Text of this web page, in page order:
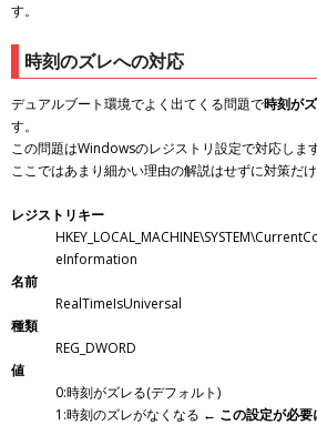
す。
時刻のズレへの対応
デュアルブート環境でよく出てくる問題で時刻が
す。
この問題はWindowsのレジストリ設定で対応します
ここではあまり細かい理由の解説はせずに対策だ
レジストリキー
eInformation
名前
RealTimeIsUniversal
種類
REG_DWORD
値
0:時刻がズレる(デフォルト)
1:時刻のズレがなくなる ← この設定が必要